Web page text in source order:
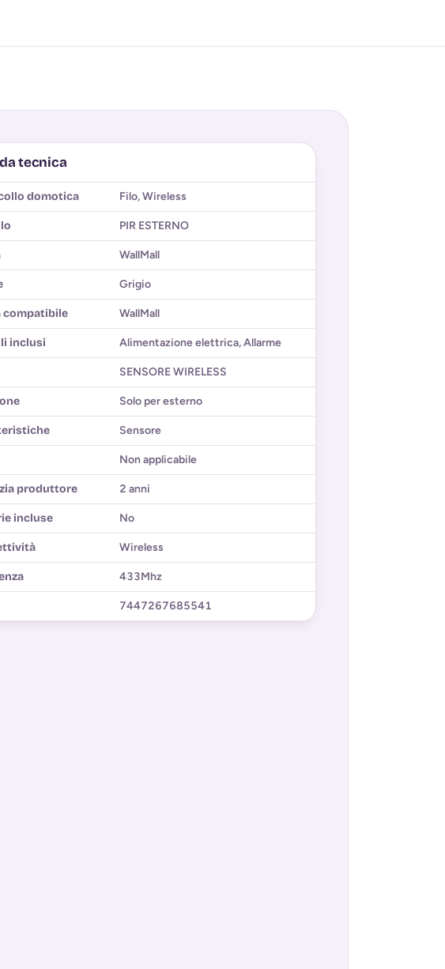
tecnica
domotica Filo,Wireless
PIR ESTERNO
WallMall
Grigio
compatibile WallMall
inclusi Alimentazione elettrica,Allarme
SENSORE WIRELESS
Solo per esterno
Sensore
Non applicabile
produttore 2 anni
incluse No
Wireless
433Mhz
7447267685541